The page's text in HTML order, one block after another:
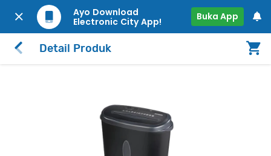
Ayo Download
Electronic City App!
Buka App
Detail Produk